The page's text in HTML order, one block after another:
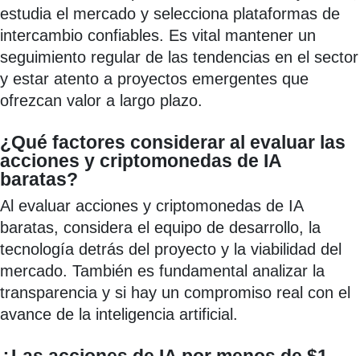
estudia el mercado y selecciona plataformas de
intercambio confiables. Es vital mantener un
seguimiento regular de las tendencias en el sector
y estar atento a proyectos emergentes que
ofrezcan valor a largo plazo.
¿Qué factores considerar al evaluar las
acciones y criptomonedas de IA
baratas?
Al evaluar acciones y criptomonedas de IA
baratas, considera el equipo de desarrollo, la
tecnología detrás del proyecto y la viabilidad del
mercado. También es fundamental analizar la
transparencia y si hay un compromiso real con el
avance de la inteligencia artificial.